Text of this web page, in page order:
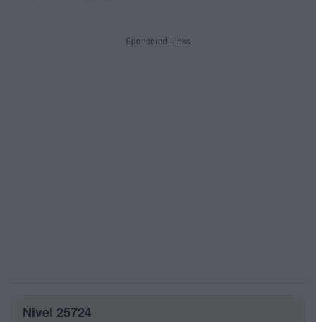
Sponsored Links
Nivel 25724